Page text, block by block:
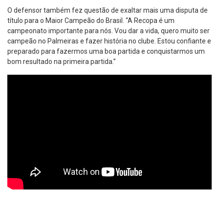
O defensor também fez questão de exaltar mais uma disputa de
título para o Maior Campeão do Brasil. “A Recopa é um
campeonato importante para nós. Vou dar a vida, quero muito ser
campeão no Palmeiras e fazer história no clube. Estou confiante e
preparado para fazermos uma boa partida e conquistarmos um
bom resultado na primeira partida.”